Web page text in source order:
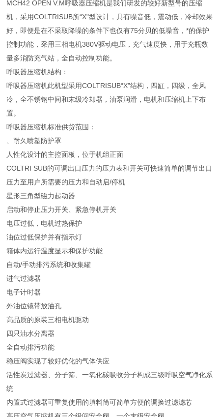
MCH42 OPEN V.M呼吸器压缩机是我们研发的较好新型号的压缩
机，采用COLTRISUB所“X"型设计，具有噪音低，震动低，冷却效果
好，即便是在不采取降噪的条件下也仅有75分贝的低噪音，*的保护
控制功能，采用三相电机380V驱动电压，充气速度快，用于充瓶数
量多消防充气站，全自动控制功能。
呼吸器压缩机结构：
呼吸器压缩机此机型采用COLTRISUB“X"结构，四缸，四级，全风
冷，全不锈钢中间和末级冷却器，油泵润滑，电机和压缩机上下布
置。
呼吸器压缩机标准供货范围：
、耐久喷塑防护罩
人性化设计的主控面板，位于机组正面
COLTRI SUB的可调出口压力的压力表和开关可快速简单的调节出口
压力至用户所需要的压力和自动启/停机
星形三角型磁力起动器
启动和停止压力开关、紧急停机开关
电压过低，电机过热保护
油位过低保护并有指示灯
箱体内运行温度显示和保护功能
自动/手动排污系统和收集罐
进气过滤器
电子计时器
外油位镜带放油孔
高品质的原装三相电机驱动
四只油水分离器
全自动排污功能
稳压阀实现了较好优化的气体供应
活性炭过滤器、分子筛、一氧化碳吸收分子构成三级呼吸空气净化系
统
内置式过滤器可重复使用的填料筒可简单方便的调换过滤滤芯